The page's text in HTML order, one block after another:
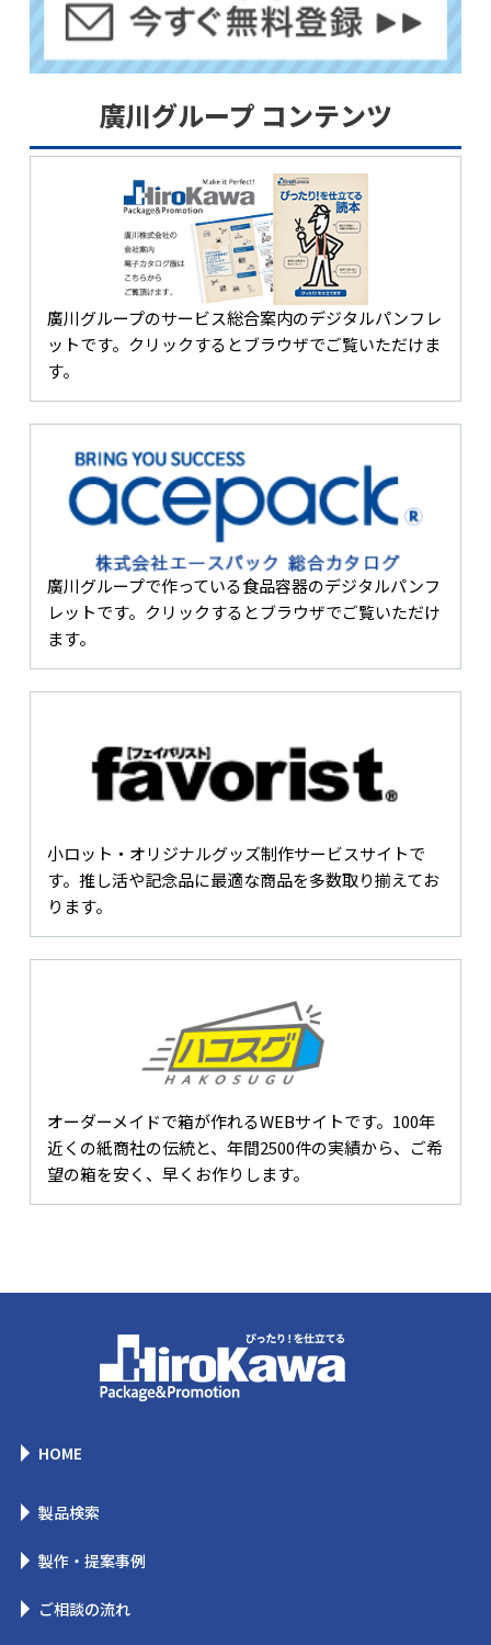
廣川グループ コンテンツ
廣川グループのサービス総合案内のデジタルパンフレ
ットです。クリックするとブラウザでご覧いただけま
す。
廣川グループで作っている食品容器のデジタルパンフ
レットです。クリックするとブラウザでご覧いただけ
ます。
小ロット・オリジナルグッズ制作サービスサイトで
す。推し活や記念品に最適な商品を多数取り揃えてお
ります。
オーダーメイドで箱が作れるWEBサイトです。100年
近くの紙商社の伝統と、年間2500件の実績から、ご希
望の箱を安く、早くお作りします。
HOME
製品検索
製作・提案事例
ご相談の流れ